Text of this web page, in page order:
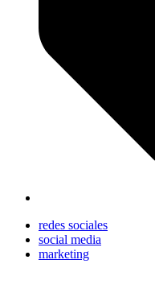
redes sociales
social media
marketing